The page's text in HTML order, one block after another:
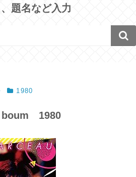
題名など入力
1980
boum 1980